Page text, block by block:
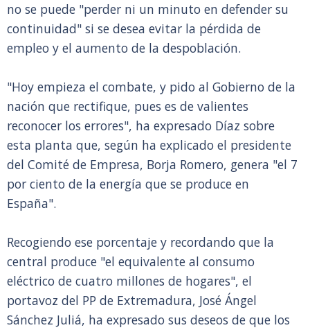
no se puede "perder ni un minuto en defender su
continuidad" si se desea evitar la pérdida de
empleo y el aumento de la despoblación.
"Hoy empieza el combate, y pido al Gobierno de la
nación que rectifique, pues es de valientes
reconocer los errores", ha expresado Díaz sobre
esta planta que, según ha explicado el presidente
del Comité de Empresa, Borja Romero, genera "el 7
por ciento de la energía que se produce en
España".
Recogiendo ese porcentaje y recordando que la
central produce "el equivalente al consumo
eléctrico de cuatro millones de hogares", el
portavoz del PP de Extremadura, José Ángel
Sánchez Juliá, ha expresado sus deseos de que los